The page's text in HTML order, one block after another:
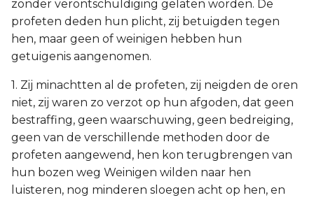
zonder verontschuldiging gelaten worden. De
profeten deden hun plicht, zij betuigden tegen
hen, maar geen of weinigen hebben hun
getuigenis aangenomen.
1. Zij minachtten al de profeten, zij neigden de oren
niet, zij waren zo verzot op hun afgoden, dat geen
bestraffing, geen waarschuwing, geen bedreiging,
geen van de verschillende methoden door de
profeten aangewend, hen kon terugbrengen van
hun bozen weg Weinigen wilden naar hen
luisteren, nog minderen sloegen acht op hen, en